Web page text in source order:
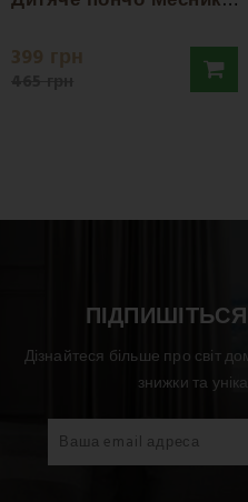
399 грн
Дізнайтеся більше про світ
знижки та